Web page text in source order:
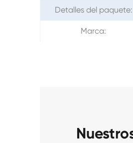
Detalles del paquete:
Marca: